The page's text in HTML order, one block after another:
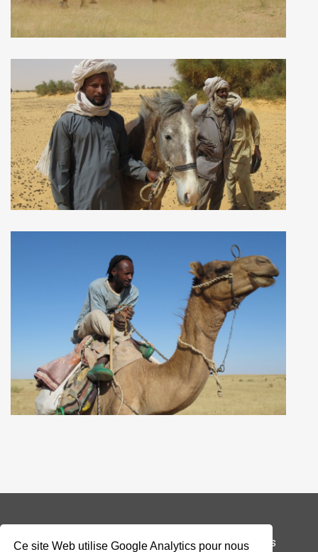
Ce site Web utilise Google Analytics pour nous
© 2026 Addax & Oryx Foundation —Mentions légales